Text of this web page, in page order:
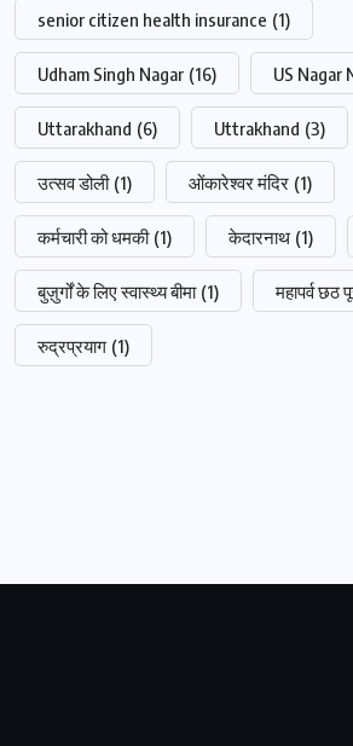
senior citizen health insurance (1)
Udham Singh Nagar (16) US Nagar
Uttarakhand (6) Uttrakhand (3)
उत्सव डोली (1) ओंकारेश्वर मंदिर (1)
कर्मचारी को धमकी (1) केदारनाथ (1)
बुज़ुर्गों के लिए स्वास्थ्य बीमा (1) महापर्व छठ
रुद्रप्रयाग (1)